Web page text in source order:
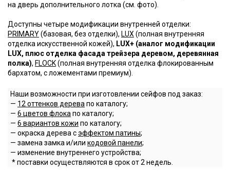
на дверь дополнительного лотка (см. фото).
Доступны четыре модификации внутренней отделки:
PRIMARY(базовая, без отделки), LUX (полная внутренняя
отделка искусственной кожей), LUX+ (аналог модификации
LUX, плюс отделка фасада трейзера деревом, деревянная
полка), FLOCK(полная внутренняя отделка флокированным
бархатом, с ложементами премиум).
Наши возможности при изготовлении сейфов под заказ:
— 12 оттенков дерева по каталогу;
— 6 цветов флока по каталогу;
— 6 вариантов кожи по каталогу;
— окраска дерева сэффектом патины;
— замена замка и/или кодовой панели;
— изменение внутреннего устройства;
* поставки осуществляются в срок от 2 недель.